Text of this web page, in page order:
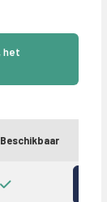
het
Beschikbaar